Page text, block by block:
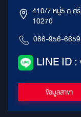
410/7 หมู่5 ถ.ศรี
10270
086-956-6659
LINE ID :
ข้อมูลสาขา